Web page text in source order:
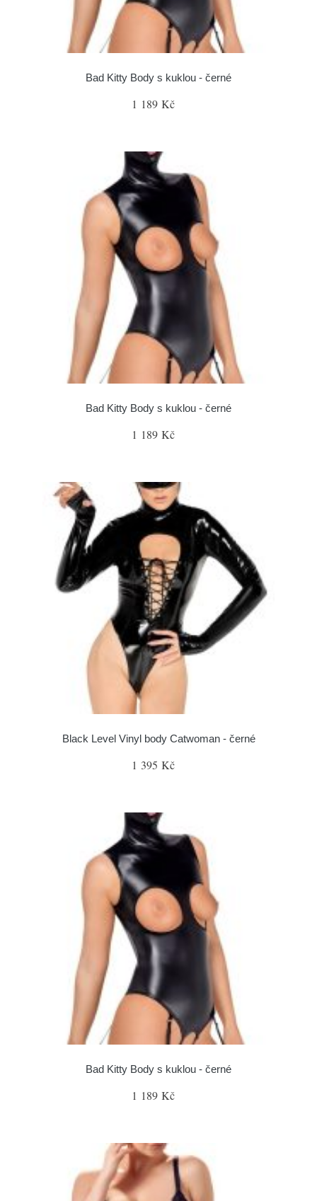
Bad Kitty Body s kuklou - černé
1 189 Kč
Bad Kitty Body s kuklou - černé
1 189 Kč
Black Level Vinyl body Catwoman - černé
1 395 Kč
Bad Kitty Body s kuklou - černé
1 189 Kč